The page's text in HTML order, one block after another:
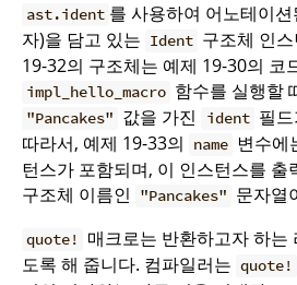
ast.ident 를 사용하여 어노테이
자)을 담고 있는 Ident 구조체 인
19-32의 구조체는 예제 19-30의 코
impl_hello_macro 함수를 실행할
"Pancakes" 값을 가진 ident 필
따라서, 예제 19-33의
name 변수에
턴스가 포함되며, 이 인스턴스를 출
구조체 이름인
"Pancakes" 문자열
quote!
매크로는 반환하고자 하는
도록 해 줍니다. 컴파일러는 quote!